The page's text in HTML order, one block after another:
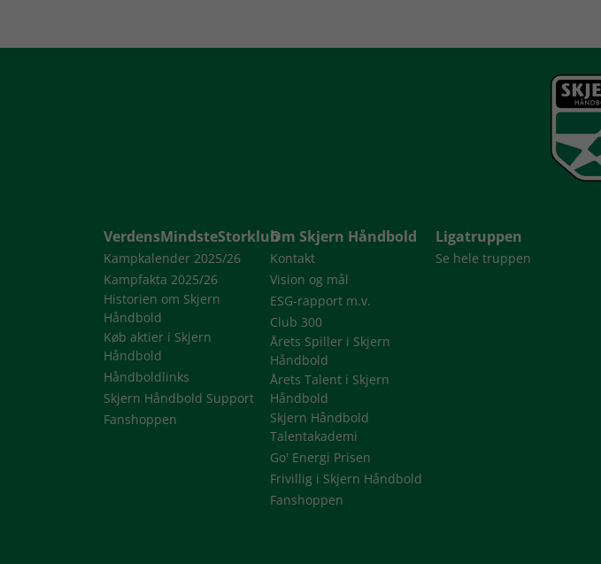
VerdensMindsteStorklub
Kampkalender 2025/26
Kampfakta 2025/26
Historien om Skjern
Håndbold
Køb aktier i Skjern
Håndbold
Håndboldlinks
Skjern Håndbold Support
Fanshoppen
Om Skjern Håndbold
Kontakt
Vision og mål
ESG-rapport m.v.
Club 300
Årets Spiller i Skjern
Håndbold
Årets Talent i Skjern
Håndbold
Skjern Håndbold
Talentakademi
Go' Energi Prisen
Frivillig i Skjern Håndbold
Fanshoppen
Ligatruppen
Se hele truppen